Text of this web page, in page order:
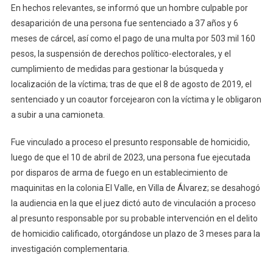
En hechos relevantes, se informó que un hombre culpable por
desaparición de una persona fue sentenciado a 37 años y 6
meses de cárcel, así como el pago de una multa por 503 mil 160
pesos, la suspensión de derechos político-electorales, y el
cumplimiento de medidas para gestionar la búsqueda y
localización de la víctima; tras de que el 8 de agosto de 2019, el
sentenciado y un coautor forcejearon con la víctima y le obligaron
a subir a una camioneta.
Fue vinculado a proceso el presunto responsable de homicidio,
luego de que el 10 de abril de 2023, una persona fue ejecutada
por disparos de arma de fuego en un establecimiento de
maquinitas en la colonia El Valle, en Villa de Álvarez; se desahogó
la audiencia en la que el juez dictó auto de vinculación a proceso
al presunto responsable por su probable intervención en el delito
de homicidio calificado, otorgándose un plazo de 3 meses para la
investigación complementaria.